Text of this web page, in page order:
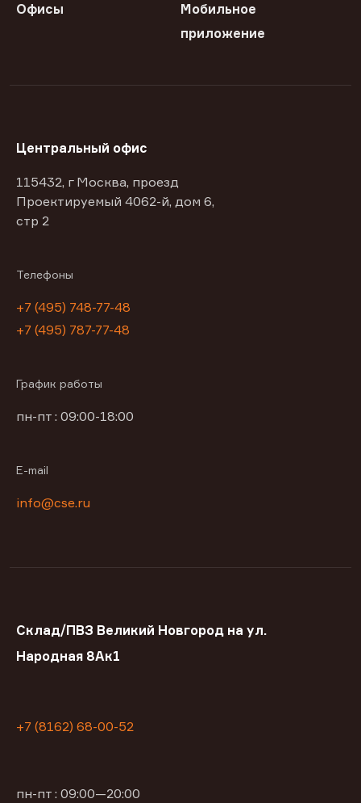
Офисы
Мобильное
приложение
Центральный офис
115432, г Москва, проезд
Проектируемый 4062-й, дом 6,
стр 2
Телефоны
+7 (495) 748-77-48
+7 (495) 787-77-48
График работы
пн-пт : 09:00-18:00
E-mail
info@cse.ru
Склад/ПВЗ Великий Новгород на ул.
Народная 8Ак1
+7 (8162) 68-00-52
пн-пт : 09:00—20:00